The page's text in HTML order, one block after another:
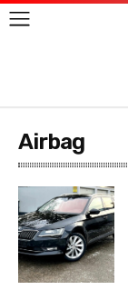
Airbag